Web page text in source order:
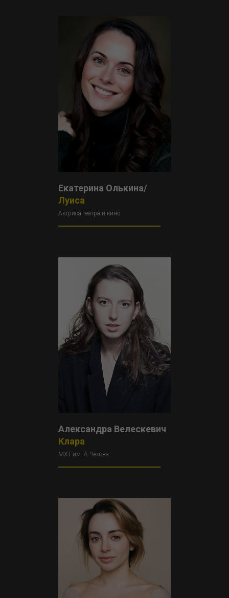
Екатерина Олькина/
Луиса
Актриса театра и кино
Александра Велескевич
Клара
МХТ им. А.Чехова